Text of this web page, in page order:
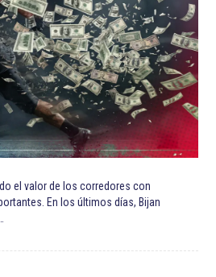
el valor de los corredores con
En los últimos días, Bijan